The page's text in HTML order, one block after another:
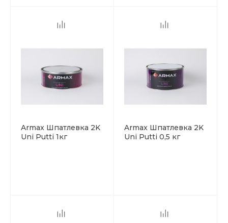
Armax Шпатлевка 2K
Uni Putti 1кг
Armax Шпатлевка 2K
Uni Putti 0,5 кг